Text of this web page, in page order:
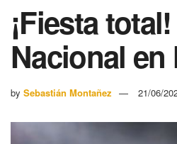
¡Fiesta
Nacional
by Sebastián Montañez 21/06/